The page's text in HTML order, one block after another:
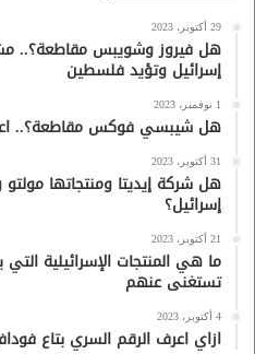
29 أكتوبر، 2023
هل فيروز وشويبس مقاطعة؟..
إسرائيل وتؤيد فلسطين
1 نوفمبر، 2023
هل شيبسي فوكس مقاطعة؟..
31 أكتوبر، 2023
هل شركة إيديتا ومنتجاتها
إسرائيل؟
21 أكتوبر، 2023
تستغنى عنهم
4 أكتوبر، 2023
ازاي اعرف الرقم السري بتاع